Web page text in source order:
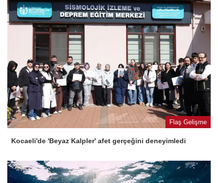
Flaş Gelişme
Kocaeli'de 'Beyaz Kalpler' afet gerçeğini deneyimledi